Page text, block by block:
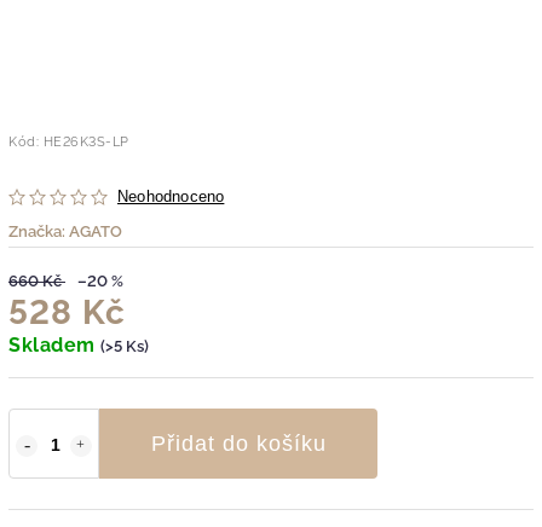
Kód: HE26K3S-LP
Neohodnoceno
Značka: AGATO
660 Kč –20 %
528 Kč
Skladem (>5 Ks)
Přidat do košíku